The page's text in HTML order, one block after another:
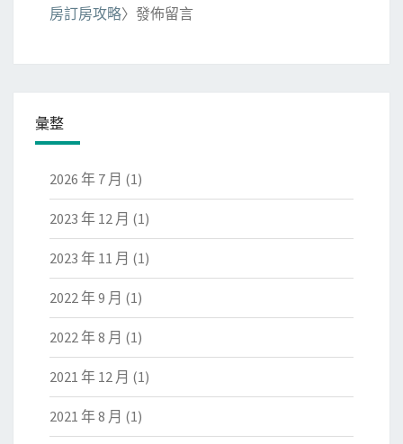
房訂房攻略〉發佈留言
彙整
2026 年 7 月 (1)
2023 年 12 月 (1)
2023 年 11 月 (1)
2022 年 9 月 (1)
2022 年 8 月 (1)
2021 年 12 月 (1)
2021 年 8 月 (1)